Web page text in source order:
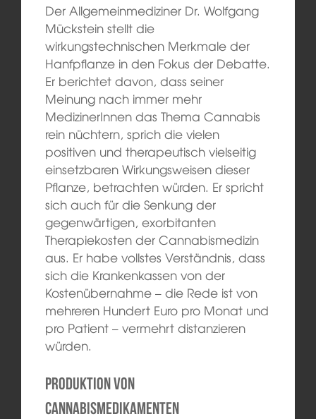
Der Allgemeinmediziner Dr. Wolfgang
Mückstein stellt die
wirkungstechnischen Merkmale der
Hanfpflanze in den Fokus der Debatte.
Er berichtet davon, dass seiner
Meinung nach immer mehr
MedizinerInnen das Thema Cannabis
rein nüchtern, sprich die vielen
positiven und therapeutisch vielseitig
einsetzbaren Wirkungsweisen dieser
Pflanze, betrachten würden. Er spricht
sich auch für die Senkung der
gegenwärtigen, exorbitanten
Therapiekosten der Cannabismedizin
aus. Er habe vollstes Verständnis, dass
sich die Krankenkassen von der
Kostenübernahme – die Rede ist von
mehreren Hundert Euro pro Monat und
pro Patient – vermehrt distanzieren
würden.
Produktion von
Cannabismedikamenten